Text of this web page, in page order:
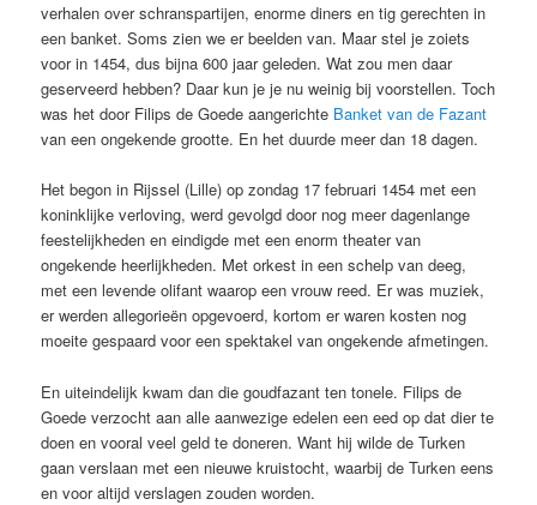
verhalen over schranspartijen, enorme diners en tig gerechten in
een banket. Soms zien we er beelden van. Maar stel je zoiets
voor in 1454, dus bijna 600 jaar geleden. Wat zou men daar
geserveerd hebben? Daar kun je je nu weinig bij voorstellen. Toch
was het door Filips de Goede aangerichte Banket van de Fazant
van een ongekende grootte. En het duurde meer dan 18 dagen.
Het begon in Rijssel (Lille) op zondag 17 februari 1454 met een
koninklijke verloving, werd gevolgd door nog meer dagenlange
feestelijkheden en eindigde met een enorm theater van
ongekende heerlijkheden. Met orkest in een schelp van deeg,
met een levende olifant waarop een vrouw reed. Er was muziek,
er werden allegorieën opgevoerd, kortom er waren kosten nog
moeite gespaard voor een spektakel van ongekende afmetingen.
En uiteindelijk kwam dan die goudfazant ten tonele. Filips de
Goede verzocht aan alle aanwezige edelen een eed op dat dier te
doen en vooral veel geld te doneren. Want hij wilde de Turken
gaan verslaan met een nieuwe kruistocht, waarbij de Turken eens
en voor altijd verslagen zouden worden.